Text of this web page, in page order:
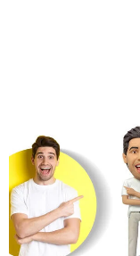
④ハンドメイド作品のた
や凸凹などはご了承下さ
無料となります
納期=製作作業時
認してから制作
でお作りしてお
ます。そしてご
よって、お届け日
確認ください。.
商品に納品書
ません。領収書
てご確認ください
商品を海外へ
はい、対応可能で
サポートまで詳し
の国・地域によっ
受取人様に関税
返品・交換はで
お客様が商品受
す。受注生産品
生致します。詳
さい。.
注文＆支払いにつ
注文後に注文